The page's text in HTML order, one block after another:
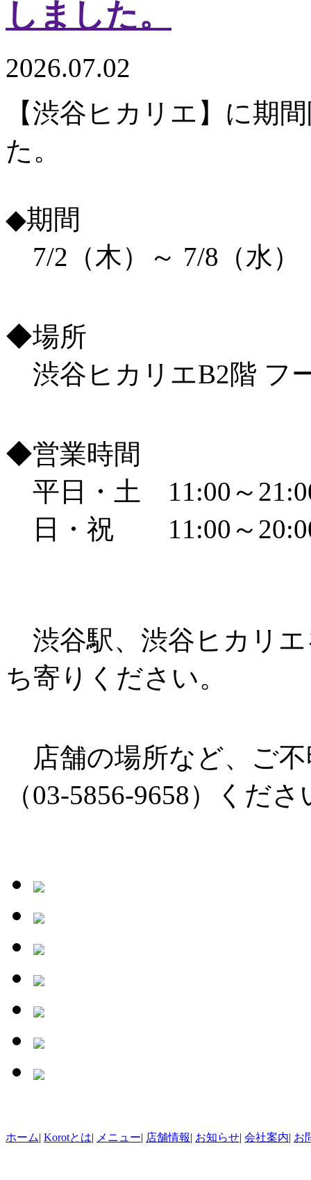
しました。
2026.07.02
【渋谷ヒカリエ】に期
た。
◆期間
7/2（木）～ 7/8（水）
◆場所
渋谷ヒカリエB2階 フ
◆営業時間
平日・土 11:00～
日・祝 11:00～
渋谷駅、渋谷ヒカリ
ち寄りください。
店舗の場所など、ご
（03-5856-9658）くだ
ホーム| Korotとは| メニュー| 店舗情報| お知らせ| 会社案内| お